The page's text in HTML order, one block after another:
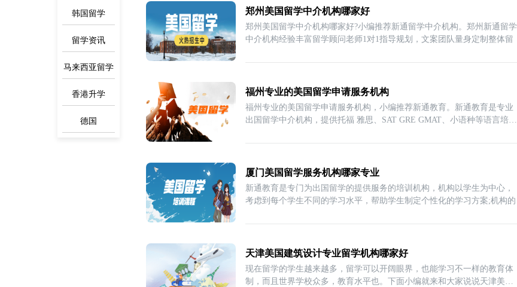
韩国留学
留学资讯
马来西亚留学
香港升学
德国
郑州美国留学中介机构哪家好
郑州美国留学中介机构哪家好?小编推荐新通留学中介机构。郑州新通留学
中介机构经验丰富留学顾问老师1对1指导规划，文案团队量身定制整体留
福州专业的美国留学申请服务机构
福州专业的美国留学申请服务机构，小编推荐新通教育。新通教育是专业
出国留学中介机构，提供托福 雅思、SAT GRE GMAT、小语种等语言培训
厦门美国留学服务机构哪家专业
新通教育是专门为出国留学的提供服务的培训机构，机构以学生为中心，
考虑到每个学生不同的学习水平，帮助学生制定个性化的学习方案;机构的
天津美国建筑设计专业留学机构哪家好
现在留学的学生越来越多，留学可以开阔眼界，也能学习不一样的教育体
制，而且世界学校众多，教育水平也。下面小编就来和大家说说天津美国